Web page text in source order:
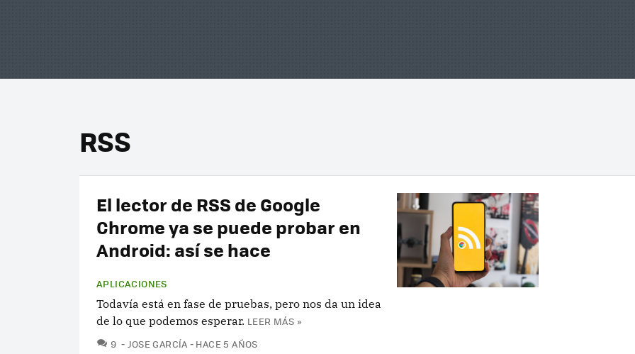
RSS
El lector de RSS de Google
Chrome ya se puede probar en
Android: así se hace
APLICACIONES
Todavía está en fase de pruebas, pero nos da un idea
de lo que podemos esperar. LEER MÁS »
9 COMENTARIOS
JOSE GARCÍA HACE 5 AÑOS